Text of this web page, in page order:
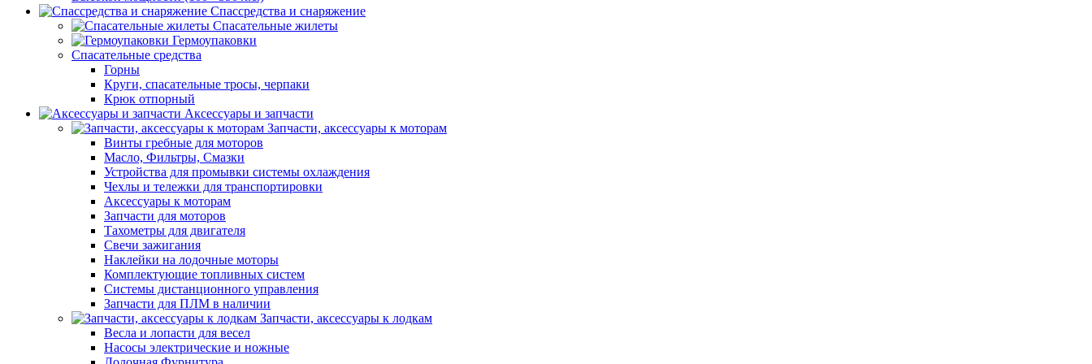
Спассредства и снаряжение
Спасательные жилеты
Гермоупаковки
Спасательные средства
Горны
Круги, спасательные тросы, черпаки
Крюк отпорный
Аксессуары и запчасти
Запчасти, аксессуары к моторам
Винты гребные для моторов
Масло, Фильтры, Смазки
Устройства для промывки системы охлаждения
Чехлы и тележки для транспортировки
Аксессуары к моторам
Запчасти для моторов
Тахометры для двигателя
Свечи зажигания
Наклейки на лодочные моторы
Комплектующие топливных систем
Системы дистанционного управления
Запчасти для ПЛМ в наличии
Запчасти, аксессуары к лодкам
Весла и лопасти для весел
Насосы электрические и ножные